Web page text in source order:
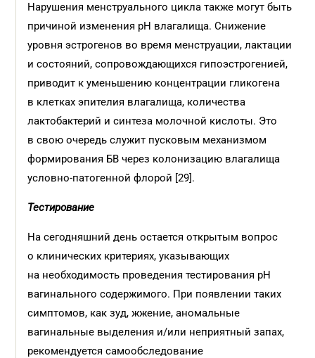
Нарушения менструального цикла также могут быть
причиной изменения pH влагалища. Снижение
уровня эстрогенов во время менструации, лактации
и состояний, сопровождающихся гипоэстрогенией,
приводит к уменьшению концентрации гликогена
в клетках эпителия влагалища, количества
лактобактерий и синтеза молочной кислоты. Это
в свою очередь служит пусковым механизмом
формирования БВ через колонизацию влагалища
условно-патогенной флорой [29].
Тестирование
На сегодняшний день остается открытым вопрос
о клинических критериях, указывающих
на необходимость проведения тестирования pH
вагинального содержимого. При появлении таких
симптомов, как зуд, жжение, аномальные
вагинальные выделения и/или неприятный запах,
рекомендуется самообследование